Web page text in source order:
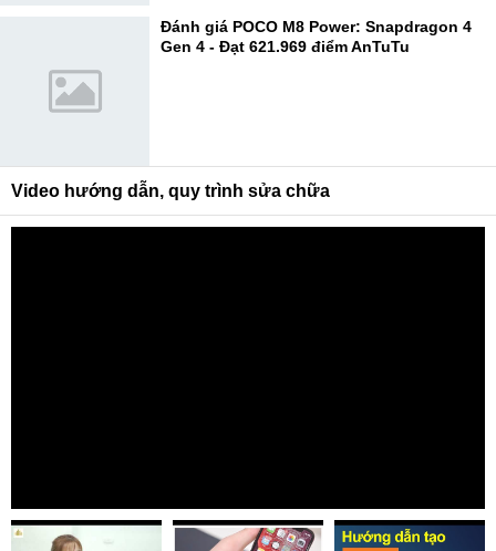
Đánh giá POCO M8 Power: Snapdragon 4
Gen 4 - Đạt 621.969 điểm AnTuTu
Video hướng dẫn, quy trình sửa chữa